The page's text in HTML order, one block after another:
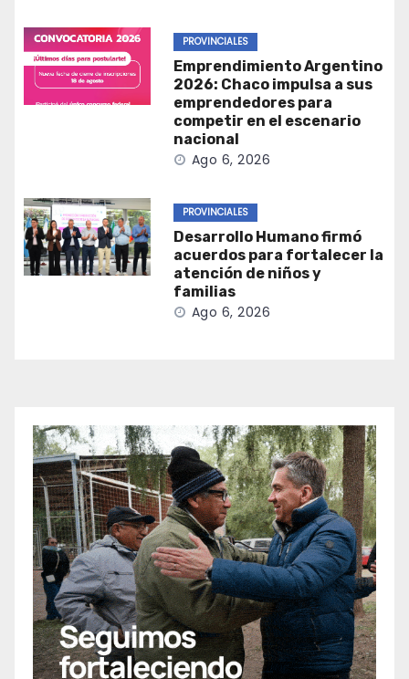
PROVINCIALES
Emprendimiento Argentino
2026: Chaco impulsa a sus
emprendedores para
competir en el escenario
nacional
Ago 6, 2026
PROVINCIALES
Desarrollo Humano firmó
acuerdos para fortalecer la
atención de niños y
familias
Ago 6, 2026